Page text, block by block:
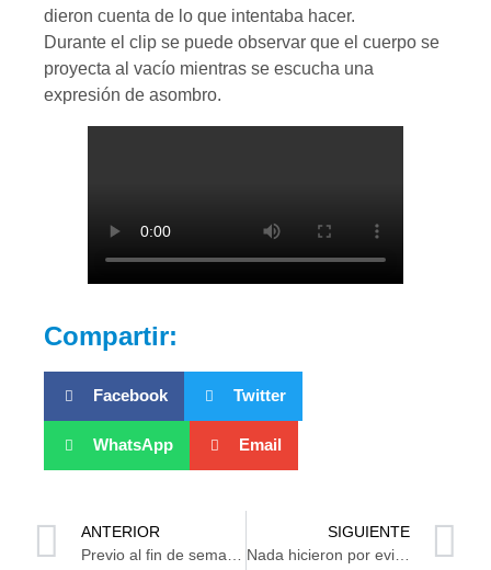
dieron cuenta de lo que intentaba hacer.
Durante el clip se puede observar que el cuerpo se
proyecta al vacío mientras se escucha una
expresión de asombro.
Compartir:
Facebook Twitter
WhatsApp Email
ANTERIOR
Previo al fin de semana, Tabasco tendrá temperaturas de 45 grados
SIGUIENTE
Nada hicieron por evitar que mujer se aventara de edificio: Testigo